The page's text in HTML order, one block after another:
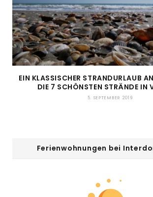
EIN KLASSISCHER STRANDURLAUB
DIE 7 SCHÖNSTEN STRÄNDE IN
5. SEPTEMBER 2019
Ferienwohnungen bei